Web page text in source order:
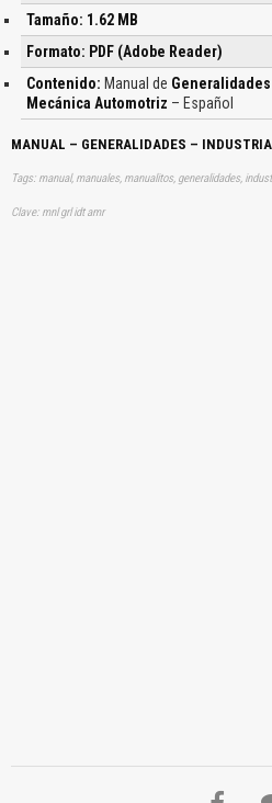
Tamaño: 1.62 MB
Formato: PDF (Adobe Reader)
Contenido: Manual de
Mecánica Automotriz – Español
MANUAL – GENERALIDADES –
Tags: manual, manuales, manualitos, generalidades,
Clave: mnl grl idt amr